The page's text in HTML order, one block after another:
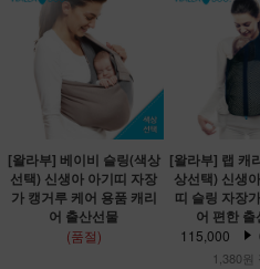
[왈라부] 베이비 슬링(색상
선택) 신생아 아기띠 자장
가 캥거루 케어 용품 캐리
어 출산선물
(품절)
[왈라부] 랩 캐
상선택) 신생
띠 슬링 자장
어 편한
115,000
1,380원